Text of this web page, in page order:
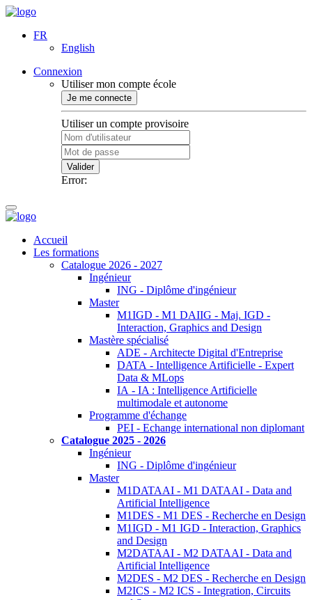
FR
English
Connexion
Utiliser mon compte école
Je me connecte
Utiliser un compte provisoire
Valider
Error:
Accueil
Les formations
Catalogue 2026 - 2027
Ingénieur
ING - Diplôme d'ingénieur
Master
M1IGD - M1 DAIIG - Maj. IGD -
Interaction, Graphics and Design
Mastère spécialisé
ADE - Architecte Digital d'Entreprise
DATA - Intelligence Artificielle - Expert
Data & MLops
IA - IA : Intelligence Artificielle
multimodale et autonome
Programme d'échange
PEI - Echange international non diplomant
Catalogue 2025 - 2026
Ingénieur
ING - Diplôme d'ingénieur
Master
M1DATAAI - M1 DATAAI - Data and
Artificial Intelligence
M1DES - M1 DES - Recherche en Design
M1IGD - M1 IGD - Interaction, Graphics
and Design
M2DATAAI - M2 DATAAI - Data and
Artificial Intelligence
M2DES - M2 DES - Recherche en Design
M2ICS - M2 ICS - Integration, Circuits